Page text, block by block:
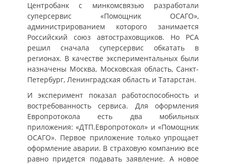
Центробанк с минкомсвязью разработали
суперсервис «Помощник ОСАГО»,
администрированием которого занимается
Российский союз автостраховщиков. Но РСА
решил сначала суперсервис обкатать в
регионах. В качестве экспериментальных были
назначены Москва, Московская область, Санкт-
Петербург, Ленинградская область и Татарстан.
И эксперимент показал работоспособность и
востребованность сервиса. Для оформления
Европротокола есть два мобильных
приложения: «ДТП.Европротокол» и «Помощник
ОСАГО». Первое приложение только упрощает
оформление аварии. В страховую компанию все
равно придется подавать заявление. А новое